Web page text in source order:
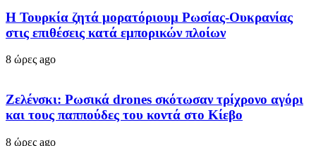
Η Τουρκία ζητά μορατόριουμ Ρωσίας-Ουκρανίας
στις επιθέσεις κατά εμπορικών πλοίων
8 ώρες ago
Ζελένσκι: Ρωσικά drones σκότωσαν τρίχρονο αγόρι
και τους παππούδες του κοντά στο Κίεβο
8 ώρες ago